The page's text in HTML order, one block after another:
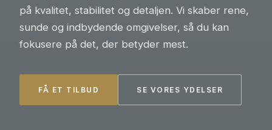
på kvalitet, stabilitet og detaljen. Vi skaber rene,
sunde og indbydende omgivelser, så du kan
fokusere på det, der betyder mest.
FÅ ET TILBUD SE VORES YDELSER